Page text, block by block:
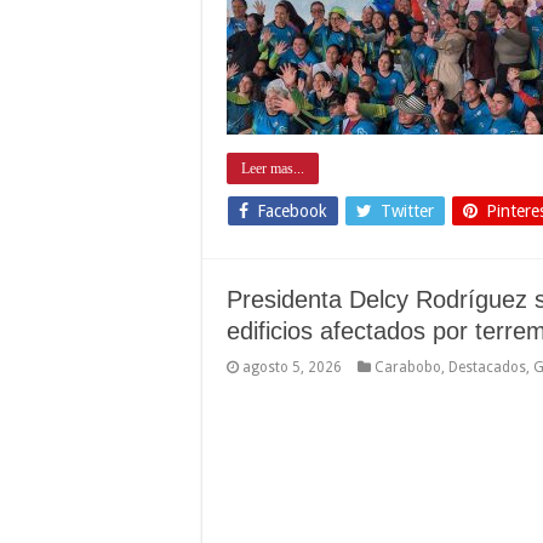
Leer mas...
Facebook Twitter
Presidenta Delcy Rodríguez
edificios afectados por
agosto 5, 2026 Carabobo Destacados